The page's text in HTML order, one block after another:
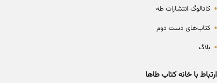
• کاتالوگ انتشارات طه
• کتاب‌های دست دوم
• بلاگ
ارتباط با خانه کتاب طاها